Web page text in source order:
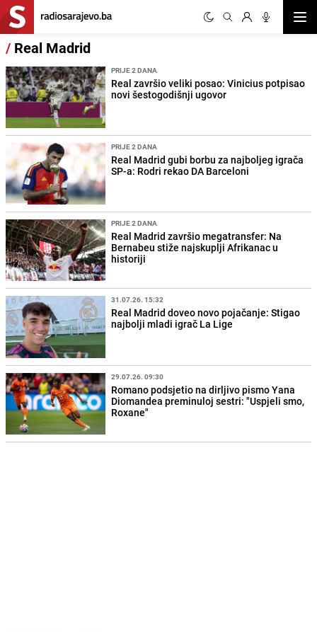
/ Real Madrid
PRIJE 2 DANA
Real završio veliki posao: Vinicius potpisao
novi šestogodišnji ugovor
PRIJE 2 DANA
Real Madrid gubi borbu za najboljeg igrača
SP-a: Rodri rekao DA Barceloni
PRIJE 2 DANA
Real Madrid završio megatransfer: Na
Bernabeu stiže najskuplji Afrikanac u
historiji
31.07.26. 15:32
Real Madrid doveo novo pojačanje: Stigao
najbolji mladi igrač La Lige
29.07.26. 09:30
Romano podsjetio na dirljivo pismo Yana
Diomandea preminuloj sestri: "Uspjeli smo,
Roxane"